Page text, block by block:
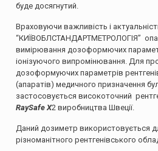
буде досягнутий.
Враховуючи важливість і
“КИЇВОБЛСТАНДАРТМЕТРОЛОГІЯ”
вимірювання дозоформючих
іонізуючого випромінювання. Для
дозоформуючих параметрів
(апаратів) медичного призначення
застосовується високоточний
RaySafe X2 виробництва Швеції.
Даний дозиметр використовується
різноманітного рентгенівського